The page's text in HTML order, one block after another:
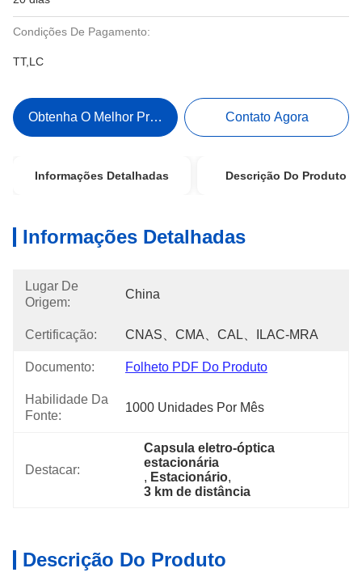
Condições De Pagamento:
TT,LC
Obtenha O Melhor Preço Contato Agora
Informações Detalhadas Descrição Do Produto
Informações Detalhadas
Lugar De
Origem:
China
Certificação: CNAS、CMA、CAL、ILAC-MRA
Documento: Folheto PDF Do Produto
Habilidade Da
Fonte:
1000 Unidades Por Mês
Destacar:
Capsula eletro-óptica
estacionária
, Estacionário,
3 km de distância
Descrição Do Produto